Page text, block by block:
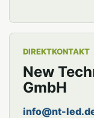
DIREKTKONTAKT
New
GmbH
info@nt-